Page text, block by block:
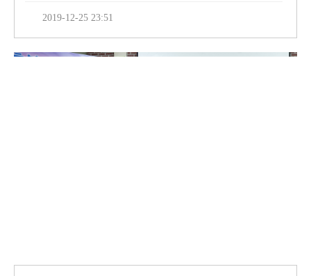
2019-12-25 23:51